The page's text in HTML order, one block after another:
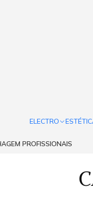
ELECTRO
PROFISSIONAIS